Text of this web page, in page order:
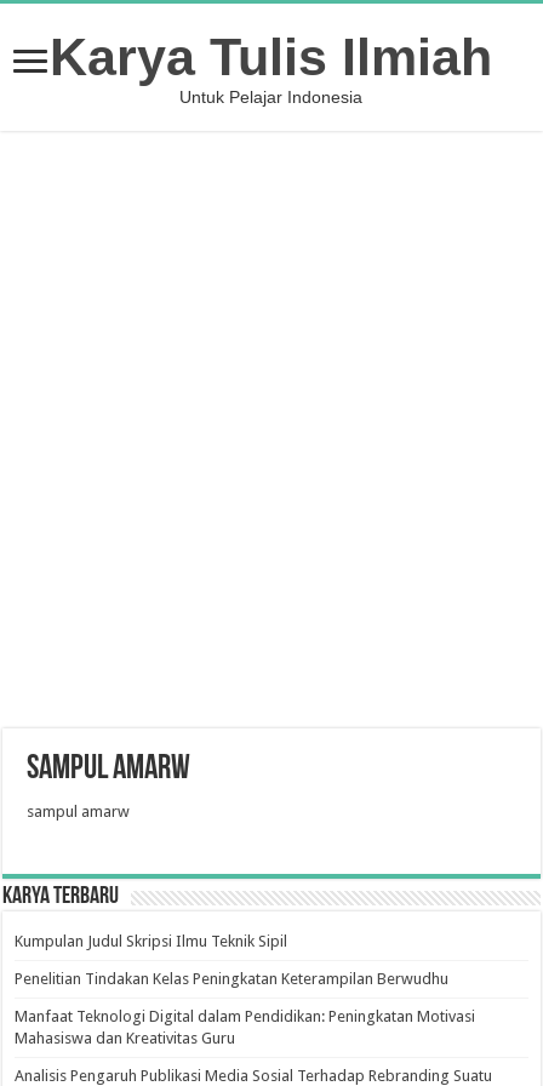
Karya Tulis Ilmiah
Untuk Pelajar Indonesia
sampul amarw
sampul amarw
Karya Terbaru
Kumpulan Judul Skripsi Ilmu Teknik Sipil
Penelitian Tindakan Kelas Peningkatan Keterampilan Berwudhu
Manfaat Teknologi Digital dalam Pendidikan: Peningkatan Motivasi
Mahasiswa dan Kreativitas Guru
Analisis Pengaruh Publikasi Media Sosial Terhadap Rebranding Suatu